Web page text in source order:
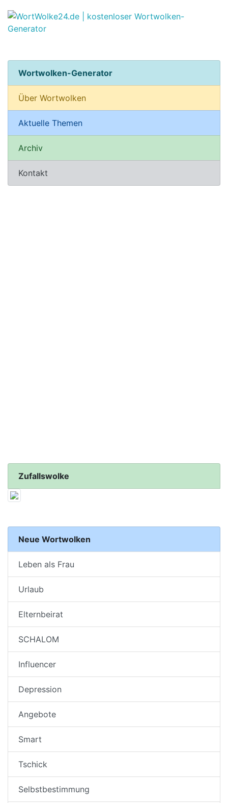
Wortwolken-Generator
Über Wortwolken
Aktuelle Themen
Archiv
Kontakt
Zufallswolke
Neue Wortwolken
Leben als Frau
Urlaub
Elternbeirat
SCHALOM
Influencer
Depression
Angebote
Smart
Tschick
Selbstbestimmung